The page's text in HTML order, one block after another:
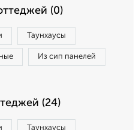
(0)
Таунхаусы
Из сип панелей
(24)
Таунхаусы